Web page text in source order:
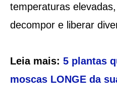
temperaturas
decompor e liberar
Leia mais: 5 plantas
moscas LONGE da